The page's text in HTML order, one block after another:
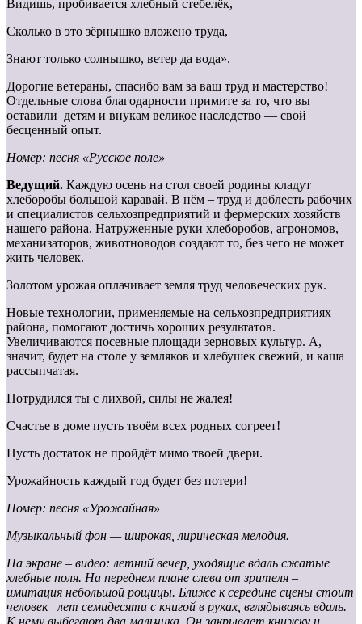
Видишь, пробивается хлебный стебелёк,
Сколько в это зёрнышко вложено труда,
Знают только солнышко, ветер да вода».
Дорогие ветераны, спасибо вам за ваш труд и мастерство!
Отдельные слова благодарности примите за то, что вы
оставили детям и внукам великое наследство — свой
бесценный опыт.
Номер: песня «Русское поле»
Ведущий. Каждую осень на стол своей родины кладут
хлеборобы большой каравай. В нём – труд и доблесть рабочих
и специалистов сельхозпредприятий и фермерских хозяйств
нашего района. Натруженные руки хлеборобов, агрономов,
механизаторов, животноводов создают то, без чего не может
жить человек.
Золотом урожая оплачивает земля труд человеческих рук.
Новые технологии, применяемые на сельхозпредприятиях
района, помогают достичь хороших результатов.
Увеличиваются посевные площади зерновых культур. А,
значит, будет на столе у земляков и хлебушек свежий, и каша
рассыпчатая.
Потрудился ты с лихвой, силы не жалея!
Счастье в доме пусть твоём всех родных согреет!
Пусть достаток не пройдёт мимо твоей двери.
Урожайность каждый год будет без потери!
Номер: песня «Урожайная»
Музыкальный фон — широкая, лирическая мелодия.
На экране – видео: летний вечер, уходящие вдаль сжатые
хлебные поля. На переднем плане слева от зрителя –
имитация небольшой рощицы. Ближе к середине сцены стоит
человек лет семидесяти с книгой в руках, вглядываясь вдаль.
К нему выбегают два мальчика. Он закрывает книжку и